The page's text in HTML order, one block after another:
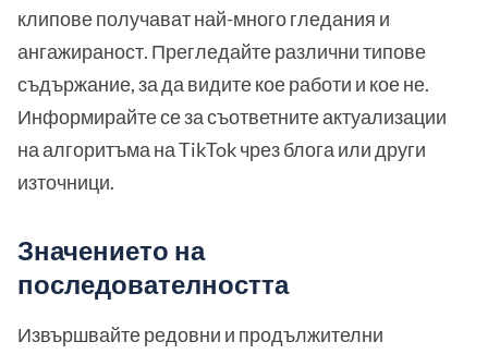
клипове получават най-много гледания и
ангажираност. Прегледайте различни типове
съдържание, за да видите кое работи и кое не.
Информирайте се за съответните актуализации
на алгоритъма на TikTok чрез блога или други
източници.
Значението на
последователността
Извършвайте редовни и продължителни